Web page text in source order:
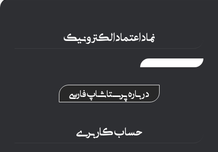
نماد اعتماد الکترونیک
درباره پرستاشاپ فارسی
حساب کاربری